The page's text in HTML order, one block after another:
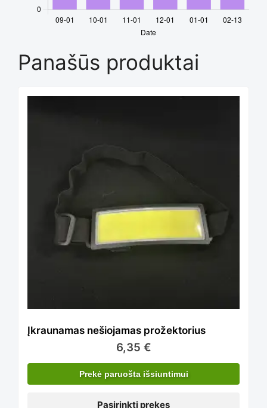
Panašūs produktai
Įkraunamas nešiojamas prožektorius
6,35 €
Prekė paruošta išsiuntimui
Pasirinkti prekes
product
has
multiple
The
options